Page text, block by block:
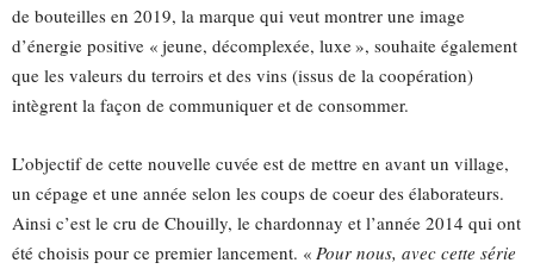
de bouteilles en 2019, la marque qui veut montrer une image
d’énergie positive « jeune, décomplexée, luxe », souhaite également
que les valeurs du terroirs et des vins (issus de la coopération)
intègrent la façon de communiquer et de consommer.
L’objectif de cette nouvelle cuvée est de mettre en avant un village,
un cépage et une année selon les coups de coeur des élaborateurs.
Ainsi c’est le cru de Chouilly, le chardonnay et l’année 2014 qui ont
été choisis pour ce premier lancement. « Pour nous, avec cette série